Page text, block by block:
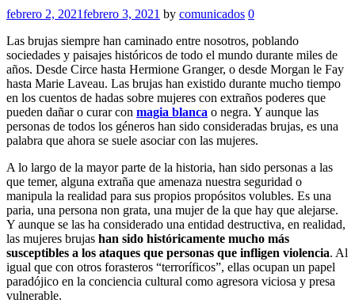
febrero 2, 2021febrero 3, 2021 by comunicados 0
Las brujas siempre han caminado entre nosotros, poblando
sociedades y paisajes históricos de todo el mundo durante miles de
años. Desde Circe hasta Hermione Granger, o desde Morgan le Fay
hasta Marie Laveau. Las brujas han existido durante mucho tiempo
en los cuentos de hadas sobre mujeres con extraños poderes que
pueden dañar o curar con magia blanca o negra. Y aunque las
personas de todos los géneros han sido consideradas brujas, es una
palabra que ahora se suele asociar con las mujeres.
A lo largo de la mayor parte de la historia, han sido personas a las
que temer, alguna extraña que amenaza nuestra seguridad o
manipula la realidad para sus propios propósitos volubles. Es una
paria, una persona non grata, una mujer de la que hay que alejarse.
Y aunque se las ha considerado una entidad destructiva, en realidad,
las mujeres brujas han sido históricamente mucho más
susceptibles a los ataques que personas que infligen violencia. Al
igual que con otros forasteros “terroríficos”, ellas ocupan un papel
paradójico en la conciencia cultural como agresora viciosa y presa
vulnerable.